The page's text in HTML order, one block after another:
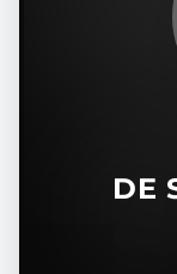
DE